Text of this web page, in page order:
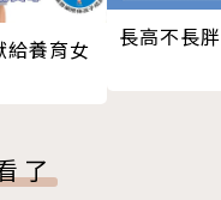
業人士
線上學習動機？
給養育女
長高不長胖
了